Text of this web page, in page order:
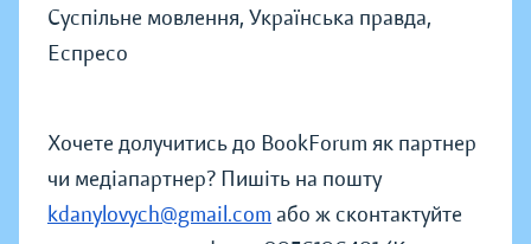
Суспільне мовлення, Українська правда,
Еспресо
Хочете долучитись до BookForum як партнер
чи медіапартнер? Пишіть на пошту
kdanylovych@gmail.com або ж сконтактуйте